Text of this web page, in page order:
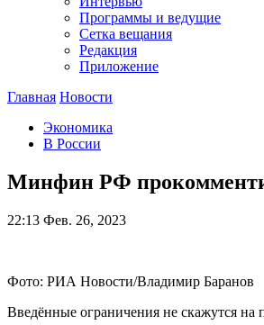
Программы и ведущие
Сетка вещания
Редакция
Приложение
Главная Новости
Экономика
В России
Минфин РФ
22:13 Фев. 26, 2023
Фото: РИА Новости/Владимир Баранов
Введённые ограничения не скажутся на